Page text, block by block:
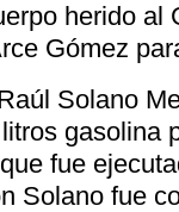
herido al
Gómez
Solano
gasolina
fue
Solano fue